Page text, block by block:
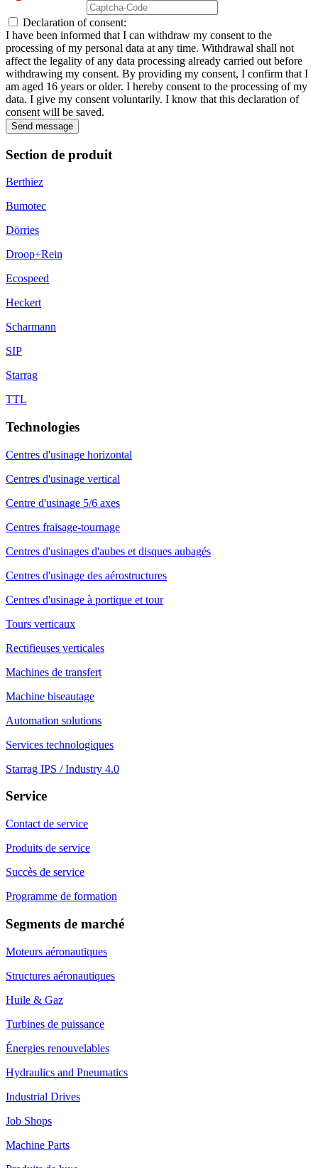
Declaration of consent:
I have been informed that I can withdraw my consent to the
processing of my personal data at any time. Withdrawal shall not
affect the legality of any data processing already carried out before
withdrawing my consent. By providing my consent, I confirm that I
am aged 16 years or older. I hereby consent to the processing of my
data. I give my consent voluntarily. I know that this declaration of
consent will be saved.
Send message
Section de produit
Berthiez
Bumotec
Dörries
Droop+Rein
Ecospeed
Heckert
Scharmann
SIP
Starrag
TTL
Technologies
Centres d'usinage horizontal
Centres d'usinage vertical
Centre d'usinage 5/6 axes
Centres fraisage-tournage
Centres d'usinages d'aubes et disques aubagés
Centres d'usinage des aérostructures
Centres d'usinage à portique et tour
Tours verticaux
Rectifieuses verticales
Machines de transfert
Machine biseautage
Automation solutions
Services technologiques
Starrag IPS / Industry 4.0
Service
Contact de service
Produits de service
Succès de service
Programme de formation
Segments de marché
Moteurs aéronautiques
Structures aéronautiques
Huile & Gaz
Turbines de puissance
Énergies renouvelables
Hydraulics and Pneumatics
Industrial Drives
Job Shops
Machine Parts